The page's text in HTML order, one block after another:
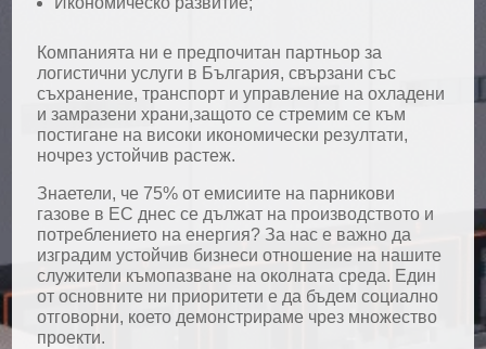
Компанията ни е предпочитан партньор за
логистични услуги в България, свързани със
съхранение, транспорт и управление на охладени
и замразени храни,защото се стремим се към
постигане на високи икономически резултати,
ночрез устойчив растеж.
Знаетели, че 75% от емисиите на парникови
газове в ЕС днес се дължат на производството и
потреблението на енергия? За нас е важно да
изградим устойчив бизнеси отношение на нашите
служители къмопазване на околната среда. Един
от основните ни приоритети е да бъдем социално
отговорни, което демонстрираме чрез множество
проекти.